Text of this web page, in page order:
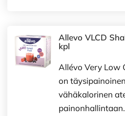
Allevo VLCD
kpl
Allévo Very Low
on
vähäkalorinen